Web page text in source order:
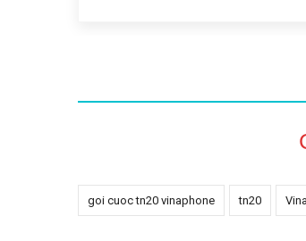
goi cuoc tn20 vinaphone tn20